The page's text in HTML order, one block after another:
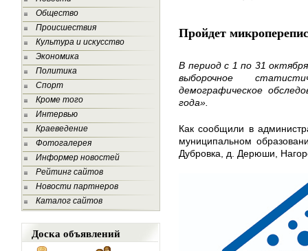
Общество
Происшествия
Культура и искусство
Экономика
Политика
Спорт
Кроме того
Интервью
Краеведение
Фотогалерея
Информер новостей
Рейтинг сайтов
Новости партнеров
Каталог сайтов
Доска объявлений
Пройдет
В период с 1 по 31
выборочное
демографическое
года».
Как сообщили в
муниципальном
Дубровка, д. Дерюши,